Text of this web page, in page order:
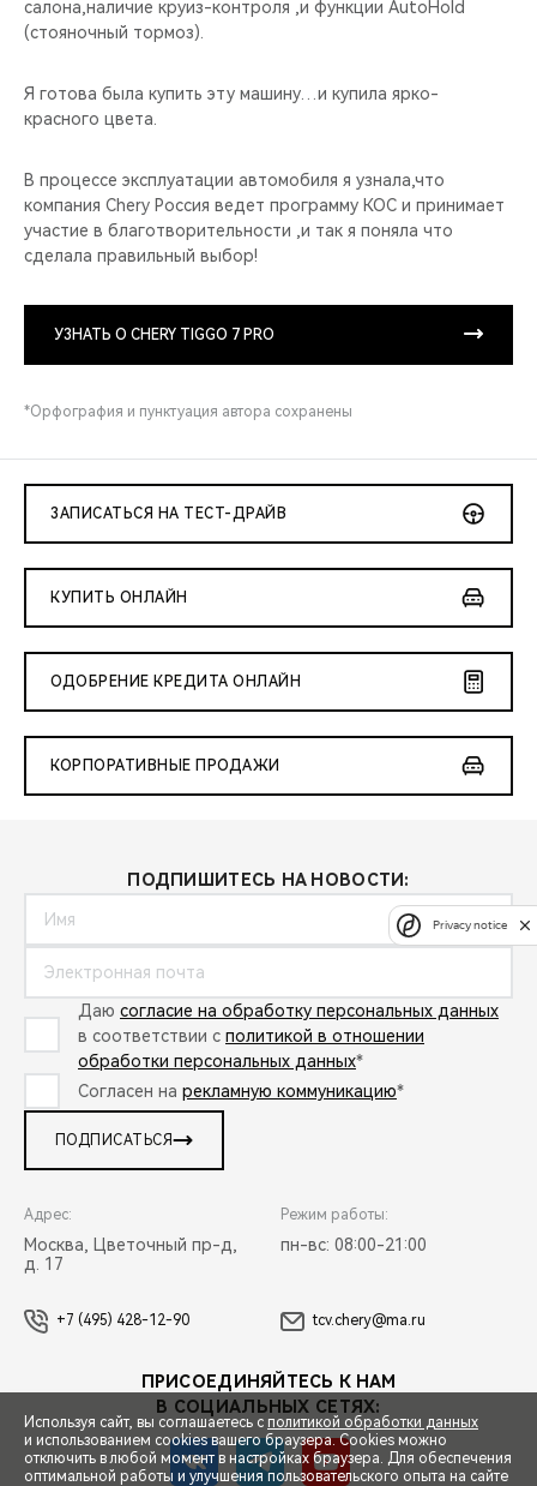
салона,наличие круиз-контроля ,и функции AutoHold
(стояночный тормоз).
Я готова была купить эту машину…и купила ярко-
красного цвета.
В процессе эксплуатации автомобиля я узнала,что
компания Chery Россия ведет программу КОС и принимает
участие в благотворительности ,и так я поняла что
сделала правильный выбор!
УЗНАТЬ О CHERY TIGGO 7 PRO
*Орфография и пунктуация автора сохранены
ЗАПИСАТЬСЯ НА ТЕСТ-ДРАЙВ
КУПИТЬ ОНЛАЙН
ОДОБРЕНИЕ КРЕДИТА ОНЛАЙН
КОРПОРАТИВНЫЕ ПРОДАЖИ
ПОДПИШИТЕСЬ НА НОВОСТИ:
Даю согласие на обработку персональных данных
в соответствии с политикой в отношении
обработки персональных данных*
Согласен на рекламную коммуникацию*
ПОДПИСАТЬСЯ
Адрес:
Москва, Цветочный пр-д,
д. 17
Режим работы:
пн-вс: 08:00-21:00
+7 (495) 428-12-90 tcv.chery@ma.ru
ПРИСОЕДИНЯЙТЕСЬ К НАМ
В СОЦИАЛЬНЫХ СЕТЯХ:
Используя сайт, вы соглашаетесь с политикой обработки данных
и использованием cookies вашего браузера. Cookies можно
отключить в любой момент в настройках браузера. Для обеспечения
оптимальной работы и улучшения пользовательского опыта на сайте
Privacy notice